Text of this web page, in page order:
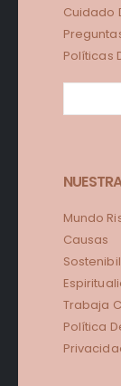
Cuidado
Políticas
Mundo
Causas
Trabaja
Política